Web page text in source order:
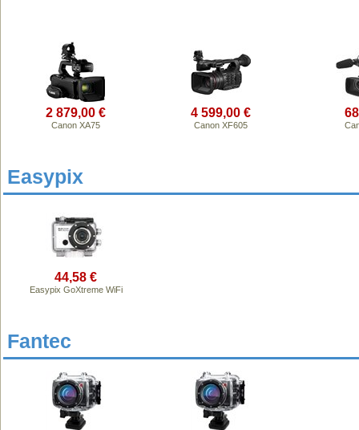
2 879,00 €
Canon XA75
4 599,00 €
Canon XF605
Easypix
44,58 €
Easypix GoXtreme WiFi
Fantec